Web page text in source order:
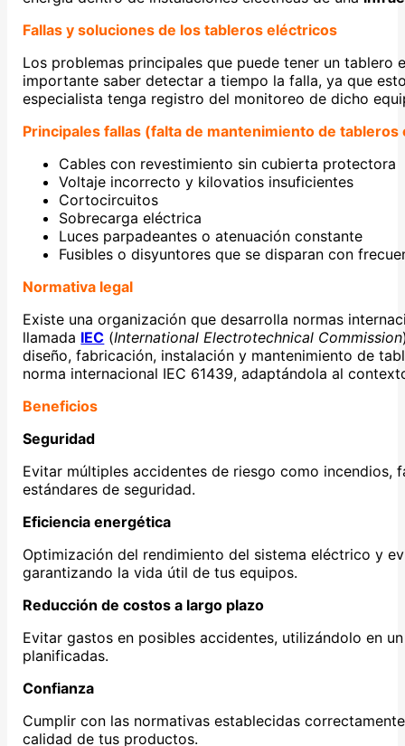
Fallas y soluciones de los tableros eléctricos
Los problemas principales que puede tener un tablero
importante saber detectar a tiempo la falla, ya que
especialista tenga registro del monitoreo de dicho
Principales fallas (falta de mantenimiento de
Cables con revestimiento sin cubierta protectora
Voltaje incorrecto y kilovatios insuficientes
Cortocircuitos
Sobrecarga eléctrica
Luces parpadeantes o atenuación constante
Fusibles o disyuntores que se disparan con
Normativa legal
Existe una organización que desarrolla normas
llamada IEC (International Electrotechnical Commission
diseño, fabricación, instalación y mantenimiento de
norma internacional IEC 61439, adaptándola al
Beneficios
Seguridad
Evitar múltiples accidentes de riesgo como incendios,
estándares de seguridad.
Eficiencia energética
Optimización del rendimiento del sistema eléctrico y
garantizando la vida útil de tus equipos.
Reducción de costos a largo plazo
Evitar gastos en posibles accidentes, utilizándolo en
planificadas.
Confianza
Cumplir con las normativas establecidas
calidad de tus productos.